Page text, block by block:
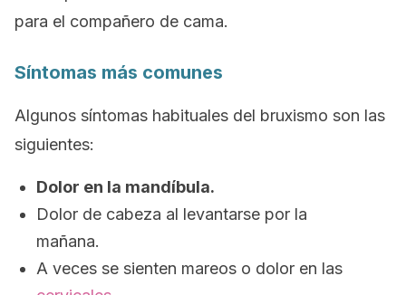
para el compañero de cama.
Síntomas más comunes
Algunos síntomas habituales del bruxismo son las
siguientes:
Dolor en la mandíbula.
Dolor de cabeza al levantarse por la
mañana.
A veces se sienten mareos o dolor en las